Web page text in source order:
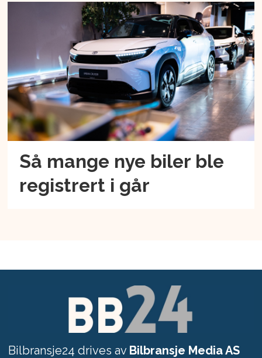
Så mange nye biler ble
registrert i går
Bilbransje24 drives av Bilbransje Media AS